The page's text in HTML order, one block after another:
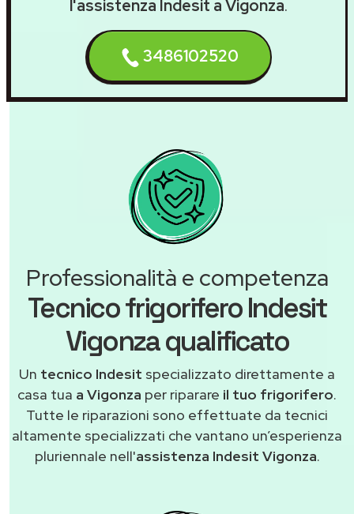
l'assistenza Indesit a Vigonza.
3486102520
Professionalità e competenza
Tecnico frigorifero Indesit
Vigonza qualificato
Un tecnico Indesit specializzato direttamente a
casa tua a Vigonza per riparare il tuo frigorifero.
Tutte le riparazioni sono effettuate da tecnici
altamente specializzati che vantano un’esperienza
pluriennale nell'assistenza Indesit Vigonza.